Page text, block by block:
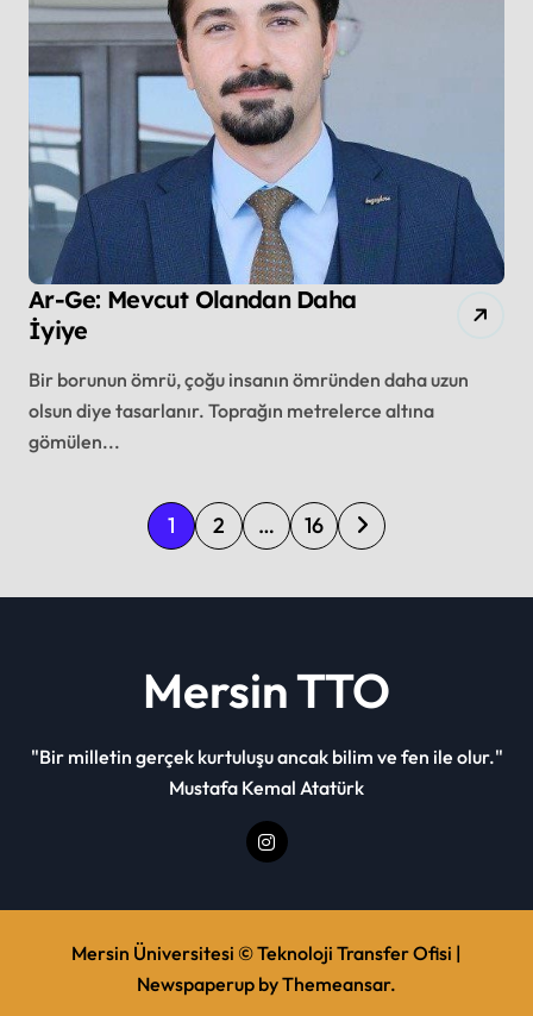
Ar-Ge: Mevcut Olandan Daha
İyiye
Bir borunun ömrü, çoğu insanın ömründen daha uzun
olsun diye tasarlanır. Toprağın metrelerce altına
gömülen...
P
o
s
s
p
a
a
t
i
1 2 … 16
Mersin TTO
"Bir milletin gerçek kurtuluşu ancak bilim ve fen ile olur."
Mustafa Kemal Atatürk
Mersin Üniversitesi © Teknoloji Transfer Ofisi |
Newspaperup byThemeansar.